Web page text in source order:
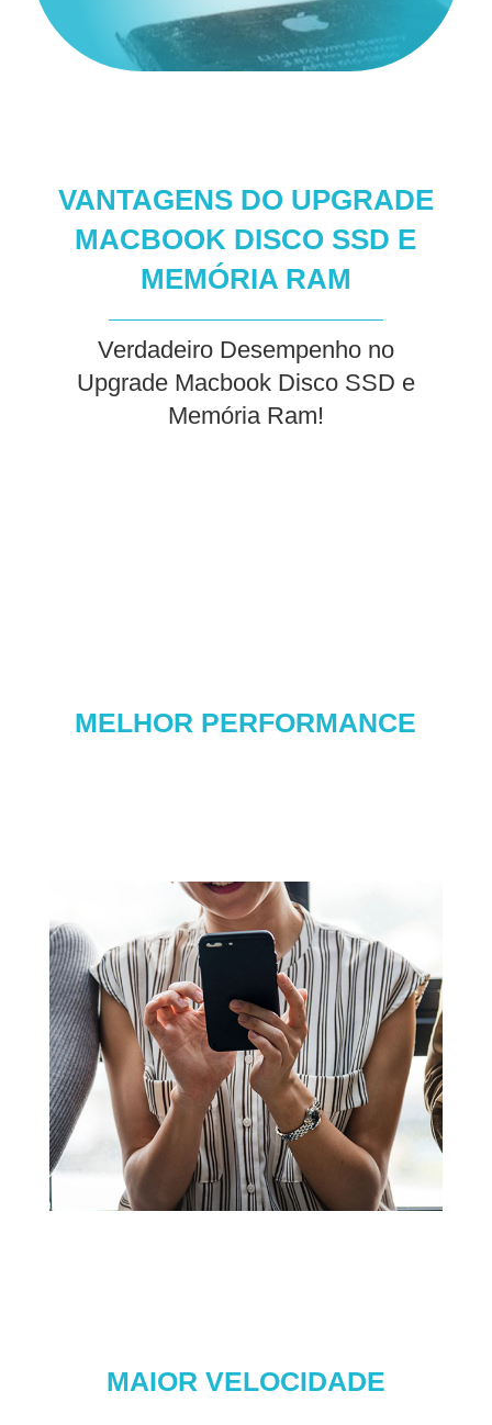
VANTAGENS DO UPGRADE
MACBOOK DISCO SSD E
MEMÓRIA RAM
Verdadeiro Desempenho no
Upgrade Macbook Disco SSD e
Memória Ram!
MELHOR PERFORMANCE
MAIOR VELOCIDADE